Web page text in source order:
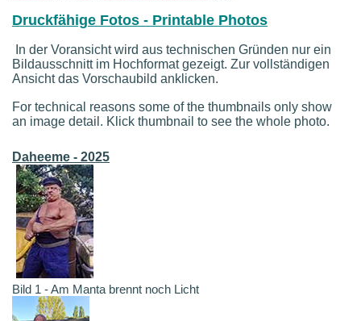
Druckfähige Fotos - Printable Photos
In der Voransicht wird aus technischen Gründen nur ein
Bildausschnitt im Hochformat gezeigt. Zur vollständigen
Ansicht das Vorschaubild anklicken.
For technical reasons some of the thumbnails only show
an image detail. Klick thumbnail to see the whole photo.
Daheeme - 2025
Bild 1 - Am Manta brennt noch Licht